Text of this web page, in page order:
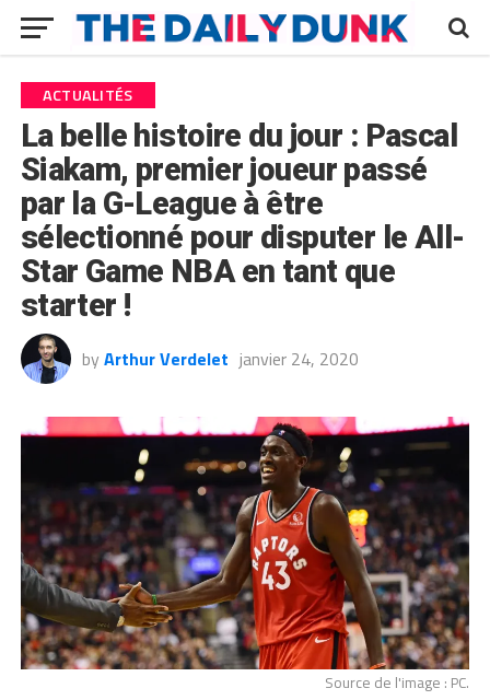
ACTUALITÉS
La belle histoire du jour : Pascal
Siakam, premier joueur passé
par la G-League à être
sélectionné pour disputer le All-
Star Game NBA en tant que
starter !
by Arthur Verdelet janvier 24, 2020
Source de l'image : PC.